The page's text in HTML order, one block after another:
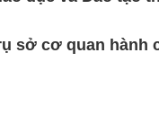
cơ quan hành